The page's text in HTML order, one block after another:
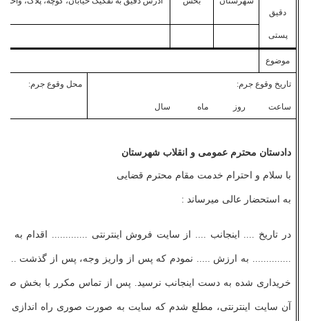
دقیق
پستی
موضوع
تاریخ وقوع جرم:
ساعت روز ماه سال
محل وقوع جرم:
دادستان محترم عمومی و انقلاب شهرستان
با سلام و احترام خدمت مقام محترم قضایی
به استحضار عالی می­رساند :
در تاریخ .... اینجانب .... از سایت فروش اینترنتی ............. اقدام به
.............. به ارزش ..... نمودم که پس از واریز وجه، پس از گذشت ....
خریداری شده به دست اینجانب نرسید. پس از تماس مکرر با بخش
آن سایت اینترنتی، مطلع شدم که سایت به صورت صوری راه ­اندازی